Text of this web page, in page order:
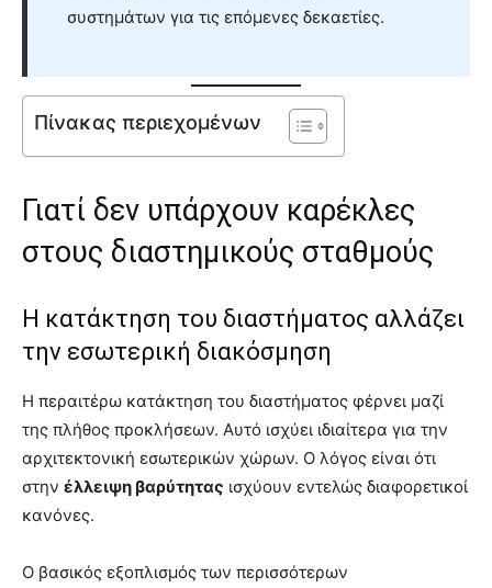
συστημάτων για τις επόμενες δεκαετίες.
Πίνακας περιεχομένων
Γιατί δεν υπάρχουν καρέκλες
στους διαστημικούς σταθμούς
Η κατάκτηση του διαστήματος αλλάζει
την εσωτερική διακόσμηση
Η περαιτέρω κατάκτηση του διαστήματος φέρνει μαζί
της πλήθος προκλήσεων. Αυτό ισχύει ιδιαίτερα για την
αρχιτεκτονική εσωτερικών χώρων. Ο λόγος είναι ότι
στην έλλειψη βαρύτητας ισχύουν εντελώς διαφορετικοί
κανόνες.
Ο βασικός εξοπλισμός των περισσότερων